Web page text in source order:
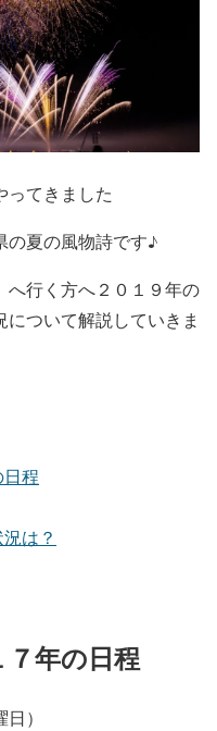
ってきました
の夏の風物詩です♪
へ行く方へ２０１９年の
ついて解説していきま
程
は？
７年の日程
）